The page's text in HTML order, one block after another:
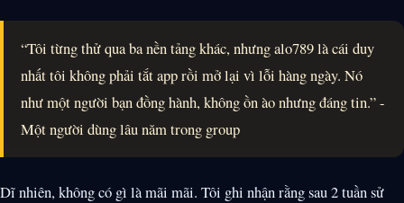
“Tôi từng thử qua ba nền tảng khác, nhưng alo789 là cái duy
nhất tôi không phải tắt app rồi mở lại vì lỗi hàng ngày. Nó
như một người bạn đồng hành, không ồn ào nhưng đáng tin.” -
Một người dùng lâu năm trong group
Dĩ nhiên, không có gì là mãi mãi. Tôi ghi nhận rằng sau 2 tuần sử